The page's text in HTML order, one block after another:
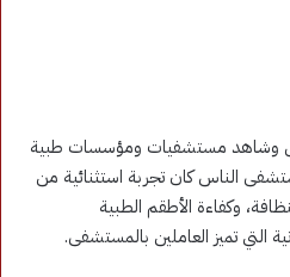
وشاهد مستشفيات ومؤسسات طبية
الناس كان تجربة استثنائية من
وكفاءة الأطقم الطبية
التي تميز العاملين بالمستشفى.